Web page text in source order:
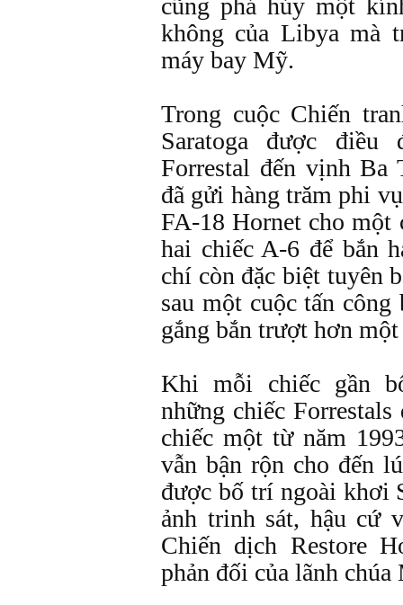
cũng phá hủy một
không của Libya mà
máy bay Mỹ.
Trong cuộc Chiến
Saratoga được
Forrestal đến vịnh
đã gửi hàng trăm phi
FA-18 Hornet cho một
hai chiếc A-6 để bắn
chí còn đặc biệt tuyên
sau một cuộc tấn công
gắng bắn trượt hơn
Khi mỗi chiếc gần
những chiếc
chiếc một từ năm
vẫn bận rộn cho đến
được bố trí ngoài khơi
ảnh trinh sát, hậu cứ
Chiến dịch Restore
phản đối của lãnh